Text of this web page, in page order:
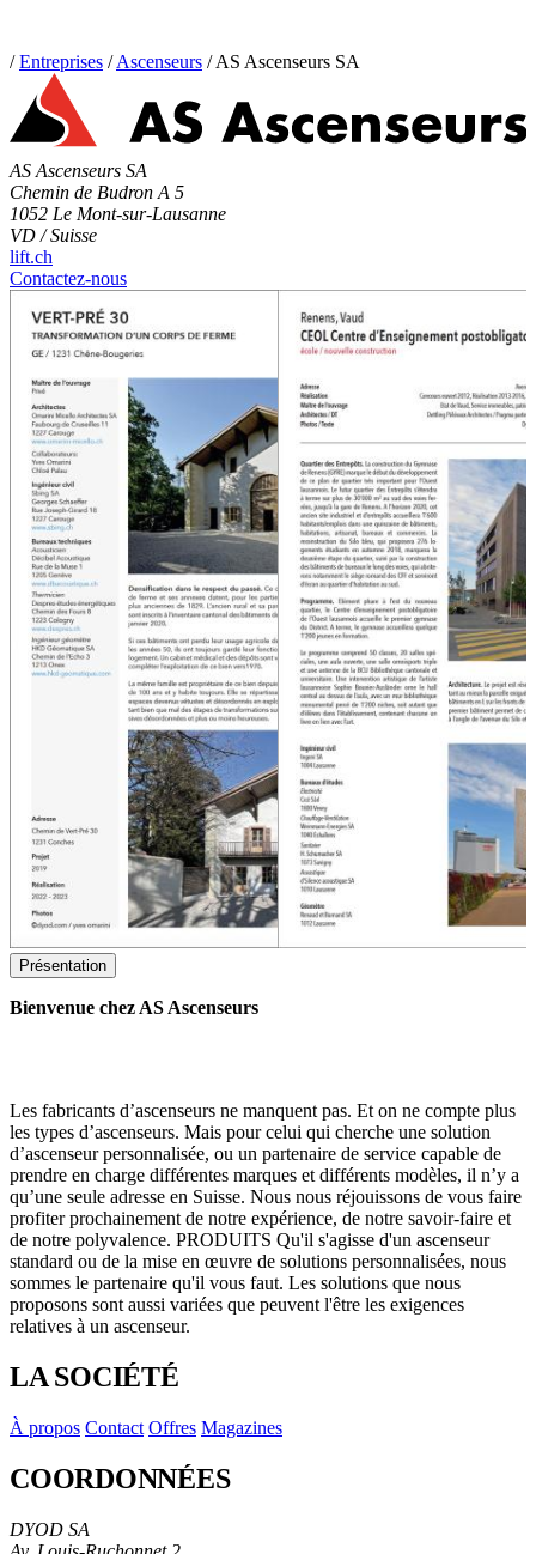
/ Entreprises / Ascenseurs /AS Ascenseurs SA
AS Ascenseurs SA
Chemin de Budron A 5
1052 Le Mont-sur-Lausanne
VD / Suisse
lift.ch
Contactez-nous
Présentation
Bienvenue chez AS Ascenseurs
Les fabricants d’ascenseurs ne manquent pas. Et on ne compte plus
les types d’ascenseurs. Mais pour celui qui cherche une solution
d’ascenseur personnalisée, ou un partenaire de service capable de
prendre en charge différentes marques et différents modèles, il n’y a
qu’une seule adresse en Suisse. Nous nous réjouissons de vous faire
profiter prochainement de notre expérience, de notre savoir-faire et
de notre polyvalence. PRODUITS Qu'il s'agisse d'un ascenseur
standard ou de la mise en œuvre de solutions personnalisées, nous
sommes le partenaire qu'il vous faut. Les solutions que nous
proposons sont aussi variées que peuvent l'être les exigences
relatives à un ascenseur.
LA SOCIÉTÉ
À propos Contact Offres Magazines
COORDONNÉES
DYOD SA